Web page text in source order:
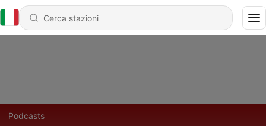
Podcasts